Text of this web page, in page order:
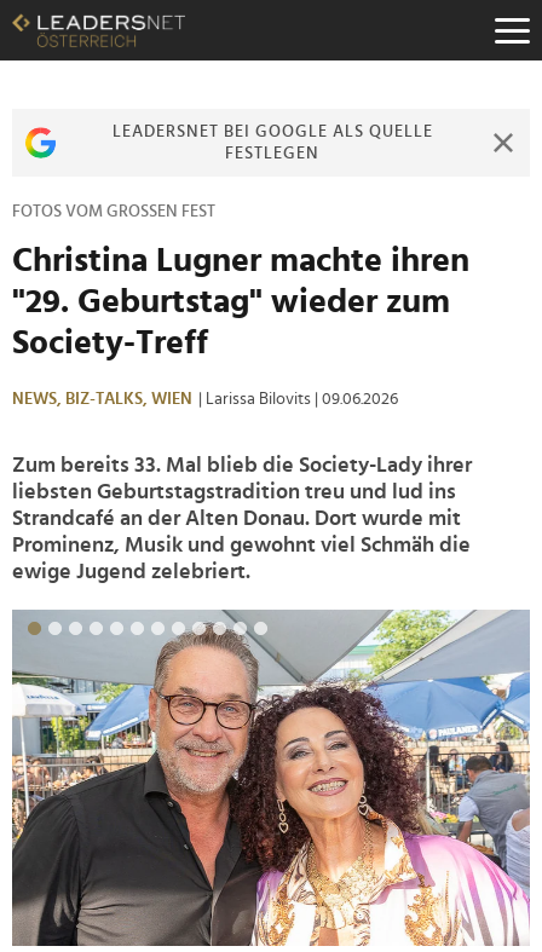
Zum
Inhalt
Zur
Zur
LEADERSNET BEI GOOGLE ALS QUELLE
FESTLEGEN
FOTOS VOM GROSSEN FEST
Christina Lugner machte ihren
"29. Geburtstag" wieder zum
Society-Treff
NEWS, BIZ-TALKS, WIEN | Larissa Bilovits | 09.06.2026
Zum bereits 33. Mal blieb die Society-Lady ihrer
liebsten Geburtstagstradition treu und lud ins
Strandcafé an der Alten Donau. Dort wurde mit
Prominenz, Musik und gewohnt viel Schmäh die
ewige Jugend zelebriert.
>